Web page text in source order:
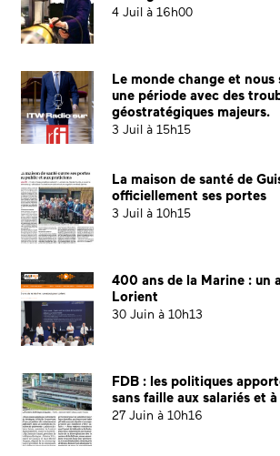
4 Juil à 16h00
Le monde change et nous
une période avec des
géostratégiques majeurs.
3 Juil à 15h15
La maison de santé de
officiellement ses portes
3 Juil à 10h15
400 ans de la Marine : un
Lorient
30 Juin à 10h13
FDB : les politiques
sans faille aux salariés et
27 Juin à 10h16